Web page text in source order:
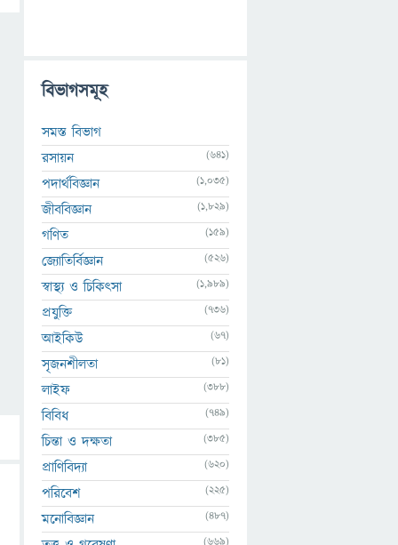
বিভাগসমূহ
সমস্ত বিভাগ
রসায়ন
(641)
পদার্থবিজ্ঞান (1,035)
জীববিজ্ঞান (1,829)
গণিত (159)
জ্যোতির্বিজ্ঞান (526)
স্বাস্থ্য ও চিকিৎসা (1,989)
প্রযুক্তি (736)
আইকিউ (67)
সৃজনশীলতা (81)
লাইফ (388)
বিবিধ (749)
চিন্তা ও দক্ষতা (385)
প্রাণিবিদ্যা (620)
পরিবেশ (225)
মনোবিজ্ঞান (487)
(669)